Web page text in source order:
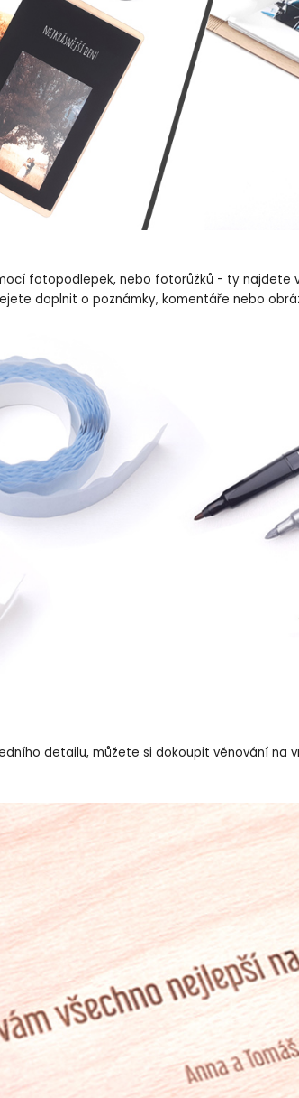
fotopodlepek, nebo fotorůžků - ty najdete
doplnit o poznámky, komentáře nebo
detailu, můžete si dokoupit věnování na